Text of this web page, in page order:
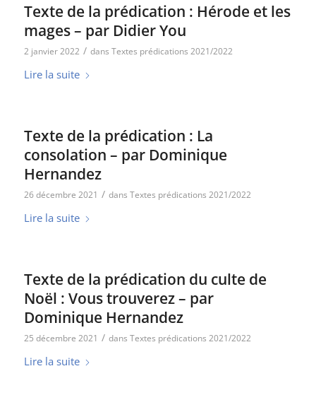
Texte de la prédication : Hérode et les
mages – par Didier You
2 janvier 2022 / dans Textes prédications 2021/2022
Lire la suite
Texte de la prédication : La
consolation – par Dominique
Hernandez
26 décembre 2021 / dans Textes prédications 2021/2022
Lire la suite
Texte de la prédication du culte de
Noël : Vous trouverez – par
Dominique Hernandez
25 décembre 2021 / dans Textes prédications 2021/2022
Lire la suite